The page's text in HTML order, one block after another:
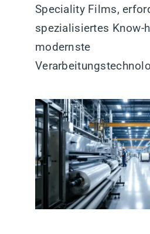
Speciality Films,
spezialisiertes Know-
modernste